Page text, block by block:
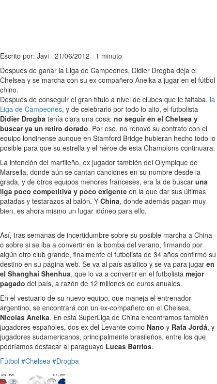
Escrito por: Javi 21/06/2012 1 minuto
Después de ganar la Liga de Campeones, Didier Drogba deja el
Chelsea y se marcha con su ex compañero Anelka a jugar en el fútbol
chino.
Después de conseguir el gran título a nivel de clubes que le faltaba, la
Liga de Campeones, y de celebrarlo por todo lo alto, el futbolista
Didier Drogba tenía clara una cosa: no seguir en el Chelsea y
buscar ya un retiro dorado. Por eso, no renovó su contrato con el
equipo londinense aunque en Stamford Bridge hubieran hecho todo lo
posible para que su estrella y el héroe de esta Champions continuara.
La intención del marfileño, ex jugador también del Olympique de
Marsella, donde aún se cantan canciones en su nombre desde la
grada, y de otros equipos menores franceses, era la de buscar una
liga poco competitiva y poco exigente en la que dar sus últimas
patadas y testarazos al balón. Y China, donde además pagan muy
bien, es ahora mismo un lugar idóneo para ello.
Así, tras semanas de incertidumbre sobre su posible marcha a China
o sobre si se iba a convertir en la bomba del verano, firmando por
algún otro club grande, finalmente el futbolista de 34 años confirmó su
destino en su página web. Se va al país asiático y se va para jugar en
el Shanghai Shenhua, que lo va a convertir en el futbolista mejor
pagado del país, a razón de 12 millones de euros anuales.
En el vestuario de su nuevo equipo, que maneja el entrenador
argentino, se encontrará con un ex-compañero en el Chelsea,
Nicolas Anelka. En esta SuperLiga de China encontramos también
jugadores españoles, dos ex del Levante como Nano y Rafa Jordá, y
jugadores sudamericanos, principalmente brasileños, entre los que
podríamos destacar al paraguayo Lucas Barrios.
Fútbol #Chelsea #Drogba